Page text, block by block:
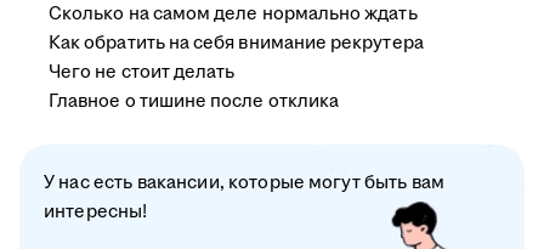
Сколько на самом деле нормально ждать
Как обратить на себя внимание рекрутера
Чего не стоит делать
Главное о тишине после отклика
У нас есть вакансии, которые могут быть вам
интересны!